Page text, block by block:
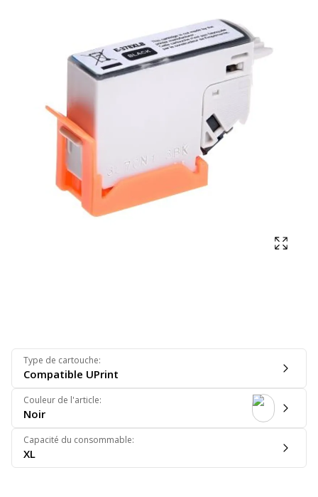
Type de cartouche:
Compatible UPrint
Couleur de l'article:
Noir
Capacité du consommable:
XL